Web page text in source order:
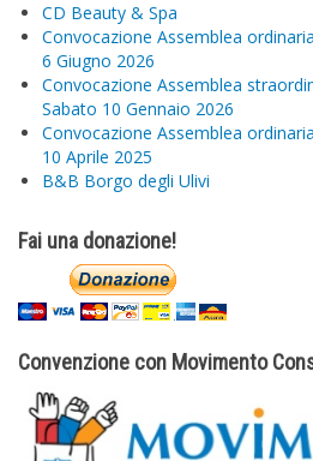
CD Beauty & Spa
Convocazione Assemblea
6 Giugno 2026
Convocazione Assemblea
Sabato 10 Gennaio 2026
Convocazione Assemblea
10 Aprile 2025
B&B Borgo degli Ulivi
Fai una donazione!
Convenzione con Movimento